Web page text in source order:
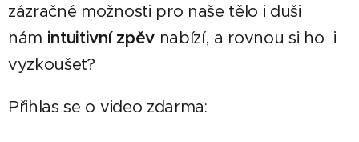
zázračné možnosti pro naše tělo i duši
nám intuitivní zpěv nabízí, a rovnou si ho i
vyzkoušet?
Přihlas se o video zdarma: